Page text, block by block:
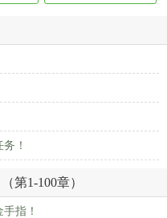
！
第1-100章）
指！